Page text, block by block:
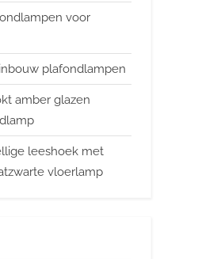
voor
plafondlampen
amber glazen
leeshoek met
vloerlamp